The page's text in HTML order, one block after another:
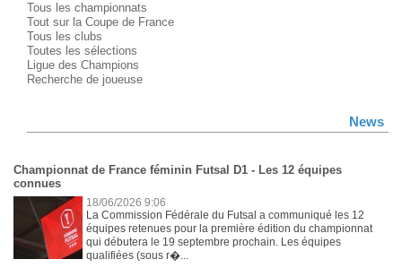
Tous les championnats
Tout sur la Coupe de France
Tous les clubs
Toutes les sélections
Ligue des Champions
Recherche de joueuse
News
Championnat de France féminin Futsal D1 - Les 12 équipes
connues
18/06/2026 9:06
La Commission Fédérale du Futsal a communiqué les 12
équipes retenues pour la première édition du championnat
qui débutera le 19 septembre prochain. Les équipes
qualifiées (sous r�...